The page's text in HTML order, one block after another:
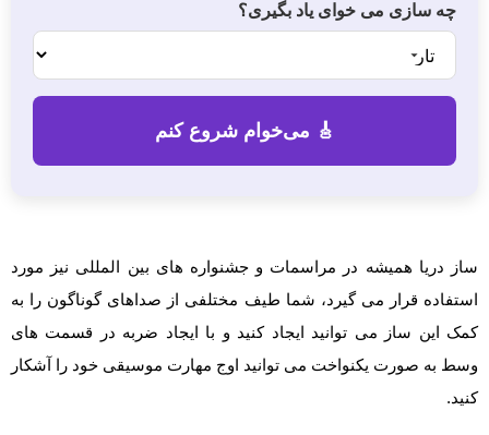
چه سازی می خوای یاد بگیری؟
ساز دریا همیشه در مراسمات و جشنواره های بین المللی نیز مورد
استفاده قرار می گیرد، شما طیف مختلفی از صداهای گوناگون را به
کمک این ساز می توانید ایجاد کنید و با ایجاد ضربه در قسمت های
وسط به صورت یکنواخت می توانید اوج مهارت موسیقی خود را آشکار
کنید.